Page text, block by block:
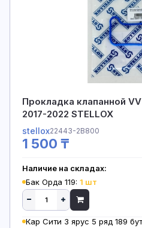
Прокладка клапанной
2017-2022 STELLOX
stellox22443-2B800
1 500 ₸
Наличие на складах:
Бак Орда 119: 1 шт
Кар Сити 3 ярус 5 ряд 189